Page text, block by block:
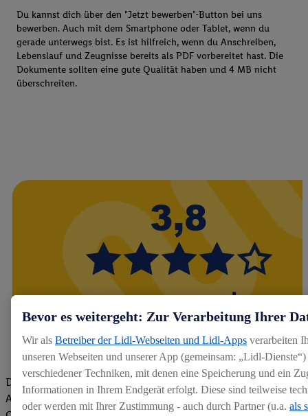
Du kannst dich über den "Jetzt bewerben"-Button bei uns
bewerben. Auch mit dem Smartphone oder Tablet, wenn du
gerade unterwegs bist. Es ist hilfreich, wenn du Anschreiben,
Lebenslauf und Zeugnisse bereits als PDF vorbereitet hast. Die
Dokumente sollten eine gute Qualität haben und 4 MB nicht
überschreiten.
Die Bewertungen von aktuellen und ehemaligen Mitarbeitern,
Azubis und externen Bewerbern haben uns zu einer Top
Bevor es weitergeht: Zur Verarbeitung Ihrer
Wir als Betreiber der Lidl-Webseiten und Lidl-Apps verarbeiten
unseren Webseiten und unserer App (gemeinsam: „Lidl-
verschiedener Techniken, mit denen eine Speicherung und ein
Informationen in Ihrem Endgerät erfolgt. Diese sind teilweise
oder werden mit Ihrer Zustimmung - auch durch Partner (u.a. als